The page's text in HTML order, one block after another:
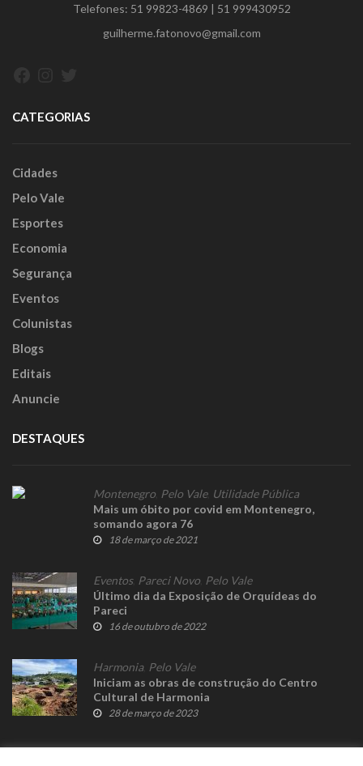
Telefones: 51 99823-4869 | 51 999430952
guilherme.fatonovo@gmail.com
CATEGORIAS
Cidades
Pelo Vale
Esportes
Economia
Segurança
Eventos
Colunistas
Blogs
Editais
Anuncie
DESTAQUES
Montenegro Pelo Vale, Utilidade Pública
Mais um óbito por covid em Montenegro,
somando agora 76
18 de março de 2021
Eventos, Pareci Novo Pelo Vale
Último dia da Exposição de Orquídeas do
Pareci
16 de outubro de 2022
Harmonia, Pelo Vale
Iniciam as obras de construção do Centro
Cultural de Harmonia
28 de março de 2023